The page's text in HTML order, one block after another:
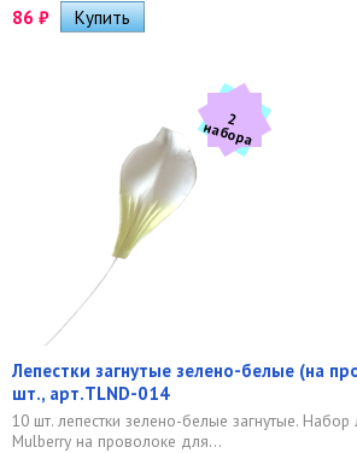
86 ₽
2
н
а
б
о
р
а
Лепестки загнутые зелено-белые (на
шт., арт.TLND-014
10 шт. лепестки зелено-белые загнутые. Набор
Mulberry на проволоке для...